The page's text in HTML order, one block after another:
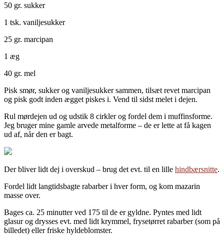
50 gr. sukker
1 tsk. vaniljesukker
25 gr. marcipan
1 æg
40 gr. mel
Pisk smør, sukker og vaniljesukker sammen, tilsæt revet marcipan
og pisk godt inden ægget piskes i. Vend til sidst melet i dejen.
Rul mørdejen ud og udstik 8 cirkler og fordel dem i muffinsforme.
Jeg bruger mine gamle arvede metalforme – de er lette at få kagen
ud af, når den er bagt.
Der bliver lidt dej i overskud – brug det evt. til en lille hindbærsnitte.
Fordel lidt langtidsbagte rabarber i hver form, og kom mazarin
masse over.
Bages ca. 25 minutter ved 175 til de er gyldne. Pyntes med lidt
glasur og drysses evt. med lidt krymmel, frysetørret rabarber (som på
billedet) eller friske hyldeblomster.